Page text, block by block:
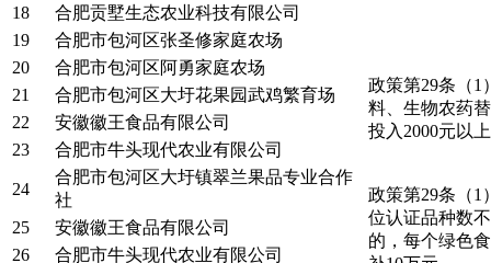
18
合肥贡墅生态农业科技有限公司
19
合肥市包河区张圣修家庭农场
20
合肥市包河区阿勇家庭农场
政策第29条（1
料、生物农药
投入2000元以
21
合肥市包河区大圩花果园武鸡繁育场
22
安徽徽王食品有限公司
23
合肥市牛头现代农业有限公司
24
合肥市包河区大圩镇翠兰果品专业合作
社
政策第29条（1
位认证品种数
的，每个绿色
25
安徽徽王食品有限公司
26
合肥市牛头现代农业有限公司